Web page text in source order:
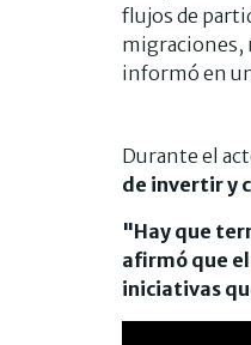
flujos de
migraciones,
informó en
Durante el
de invertir y
"Hay que
afirmó que
iniciativas